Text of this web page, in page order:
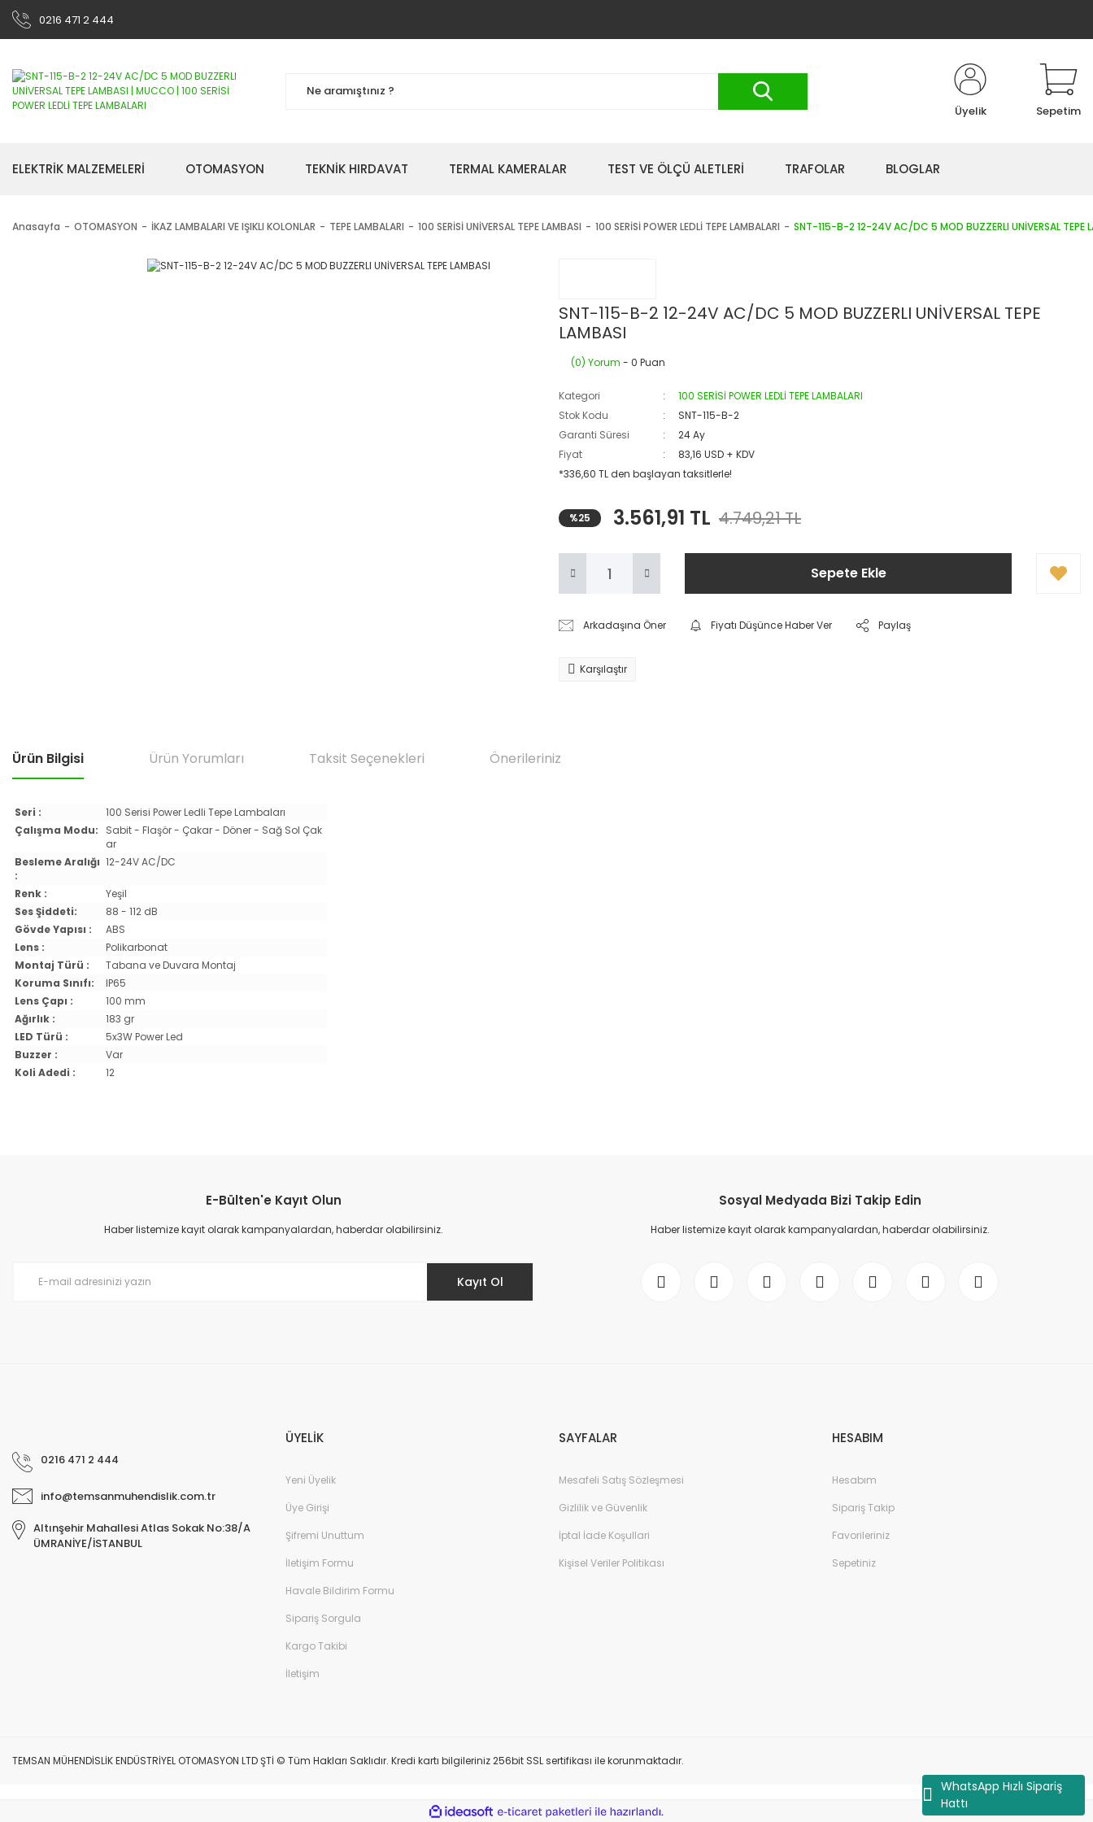
WhatsApp Hızlı Sipariş
Hattı
0216 471 2 444
Üyelik Sepetim
ELEKTRİK MALZEMELERİ OTOMASYON TEKNİK HIRDAVAT TERMAL KAMERALAR TEST VE ÖLÇÜ ALETLERİ TRAFOLAR BLOGLAR
Anasayfa OTOMASYON İKAZ LAMBALARI VE IŞIKLI KOLONLAR TEPE LAMBALARI 100 SERİSİ UNİVERSAL TEPE LAMBASI 100 SERİSİ POWER LEDLİ TEPE LAMBALARI SNT-115-B-2 12-24V AC/DC 5 MOD BUZZERLI UNİVERSAL TEPE
SNT-115-B-2 12-24V AC/DC 5 MOD BUZZERLI UNİVERSAL TEPE
LAMBASI
(0) Yorum - 0 Puan
Kategori
100 SERİSİ POWER LEDLİ TEPE LAMBALARI
Stok Kodu
SNT-115-B-2
Garanti Süresi
24 Ay
Fiyat
83,16 USD + KDV
*336,60 TL den başlayan taksitlerle!
%25 3.561,91 TL 4.749,21 TL
Sepete Ekle
Arkadaşına Öner Fiyatı Düşünce Haber Ver Paylaş
Karşılaştır
Ürün Bilgisi Ürün Yorumları Taksit Seçenekleri Önerileriniz
Seri :
100 Serisi Power Ledli Tepe Lambaları
Çalışma Modu:
Sabit - Flaşör - Çakar - Döner - Sağ Sol Çak
ar
Besleme Aralığı
:
12-24V AC/DC
Renk :
Yeşil
Ses Şiddeti:
88 - 112 dB
Gövde Yapısı :
ABS
Lens :
Polikarbonat
Montaj Türü :
Tabana ve Duvara Montaj
Koruma Sınıfı:
IP65
Lens Çapı :
100 mm
Ağırlık :
183 gr
LED Türü :
5x3W Power Led
Buzzer :
Var
Koli Adedi :
12
Ürün resmi kalitesiz, bozuk veya görüntülenemiyor.
Ürün açıklamasında eksik bilgiler bulunuyor.
E-Bülten'e Kayıt Olun
Haber listemize kayıt olarak kampanyalardan, haberdar olabilirsiniz.
Kayıt Ol
Sosyal Medyada Bizi Takip Edin
Haber listemize kayıt olarak kampanyalardan, haberdar olabilirsiniz.
0216 471 2 444
info@temsanmuhendislik.com.tr
Altınşehir Mahallesi Atlas Sokak No:38/A
ÜMRANİYE/İSTANBUL
ÜYELİK
Yeni Üyelik
Üye Girişi
Şifremi Unuttum
İletişim Formu
Havale Bildirim Formu
Sipariş Sorgula
Kargo Takibi
İletişim
SAYFALAR
Mesafeli Satış Sözleşmesi
Gizlilik ve Güvenlik
İptal İade Koşullari
Kişisel Veriler Politikası
HESABIM
Hesabım
Sipariş Takip
Favorileriniz
Sepetiniz
TEMSAN MÜHENDİSLİK ENDÜSTRİYEL OTOMASYON LTD ŞTİ © Tüm Hakları Saklıdır. Kredi kartı bilgileriniz 256bit SSL sertifikası ile korunmaktadır.
ideasoft
e-